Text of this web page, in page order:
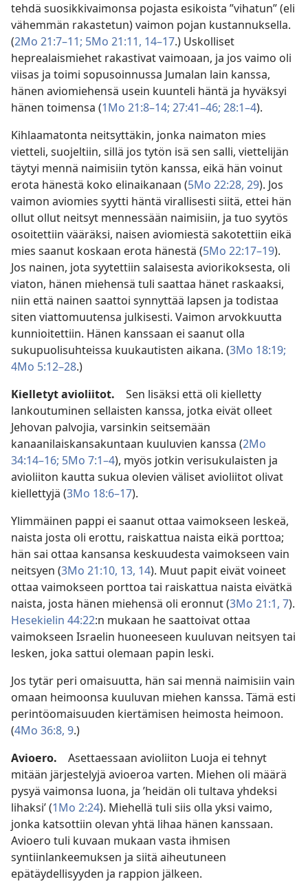
tehdä suosikkivaimonsa pojasta esikoista ”vihatun” (eli
vähemmän rakastetun) vaimon pojan kustannuksella.
(2Mo 21:7–11; 5Mo 21:11, 14–17.) Uskolliset
heprealaismiehet rakastivat vaimoaan, ja jos vaimo oli
viisas ja toimi sopusoinnussa Jumalan lain kanssa,
hänen aviomiehensä usein kuunteli häntä ja hyväksyi
hänen toimensa (1Mo 21:8–14; 27:41–46; 28:1–4).
Kihlaamatonta neitsyttäkin, jonka naimaton mies
vietteli, suojeltiin, sillä jos tytön isä sen salli, viettelijän
täytyi mennä naimisiin tytön kanssa, eikä hän voinut
erota hänestä koko elinaikanaan (5Mo 22:28, 29). Jos
vaimon aviomies syytti häntä virallisesti siitä, ettei hän
ollut ollut neitsyt mennessään naimisiin, ja tuo syytös
osoitettiin vääräksi, naisen aviomiestä sakotettiin eikä
mies saanut koskaan erota hänestä (5Mo 22:17–19).
Jos nainen, jota syytettiin salaisesta aviorikoksesta, oli
viaton, hänen miehensä tuli saattaa hänet raskaaksi,
niin että nainen saattoi synnyttää lapsen ja todistaa
siten viattomuutensa julkisesti. Vaimon arvokkuutta
kunnioitettiin. Hänen kanssaan ei saanut olla
sukupuolisuhteissa kuukautisten aikana. (3Mo 18:19;
4Mo 5:12–28.)
Kielletyt avioliitot. Sen lisäksi että oli kielletty
lankoutuminen sellaisten kanssa, jotka eivät olleet
Jehovan palvojia, varsinkin seitsemään
kanaanilaiskansakuntaan kuuluvien kanssa (2Mo
34:14–16; 5Mo 7:1–4), myös jotkin verisukulaisten ja
avioliiton kautta sukua olevien väliset avioliitot olivat
kiellettyjä (3Mo 18:6–17).
Ylimmäinen pappi ei saanut ottaa vaimokseen leskeä,
naista josta oli erottu, raiskattua naista eikä porttoa;
hän sai ottaa kansansa keskuudesta vaimokseen vain
neitsyen (3Mo 21:10, 13, 14). Muut papit eivät voineet
ottaa vaimokseen porttoa tai raiskattua naista eivätkä
naista, josta hänen miehensä oli eronnut (3Mo 21:1, 7).
Hesekielin 44:22:n mukaan he saattoivat ottaa
vaimokseen Israelin huoneeseen kuuluvan neitsyen tai
lesken, joka sattui olemaan papin leski.
Jos tytär peri omaisuutta, hän sai mennä naimisiin vain
omaan heimoonsa kuuluvan miehen kanssa. Tämä esti
perintöomaisuuden kiertämisen heimosta heimoon.
(4Mo 36:8, 9.)
Avioero. Asettaessaan avioliiton Luoja ei tehnyt
mitään järjestelyjä avioeroa varten. Miehen oli määrä
pysyä vaimonsa luona, ja ’heidän oli tultava yhdeksi
lihaksi’ (1Mo 2:24). Miehellä tuli siis olla yksi vaimo,
jonka katsottiin olevan yhtä lihaa hänen kanssaan.
Avioero tuli kuvaan mukaan vasta ihmisen
syntiinlankeemuksen ja siitä aiheutuneen
epätäydellisyyden ja rappion jälkeen.